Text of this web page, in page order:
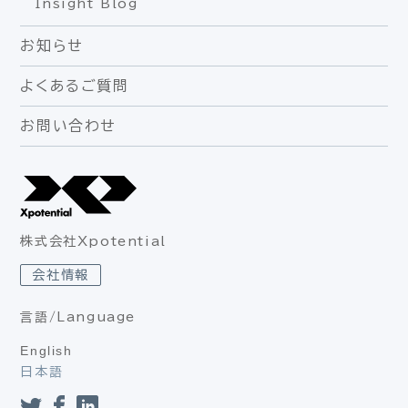
Insight Blog
お知らせ
よくあるご質問
お問い合わせ
株式会社Xpotential
会社情報
言語/Language
English
日本語